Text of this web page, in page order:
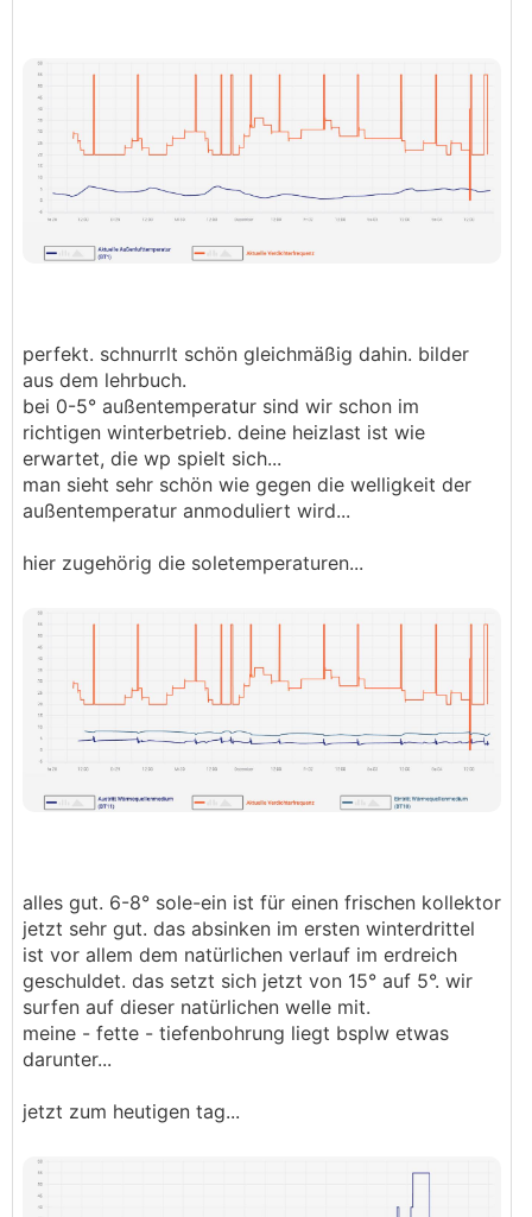
perfekt. schnurrlt schön gleichmäßig dahin. bilder
aus dem lehrbuch.
bei 0-5° außentemperatur sind wir schon im
richtigen winterbetrieb. deine heizlast ist wie
erwartet, die wp spielt sich...
man sieht sehr schön wie gegen die welligkeit der
außentemperatur anmoduliert wird...
hier zugehörig die soletemperaturen...
alles gut. 6-8° sole-ein ist für einen frischen kollektor
jetzt sehr gut. das absinken im ersten winterdrittel
ist vor allem dem natürlichen verlauf im erdreich
geschuldet. das setzt sich jetzt von 15° auf 5°. wir
surfen auf dieser natürlichen welle mit.
meine - fette - tiefenbohrung liegt bsplw etwas
darunter...
jetzt zum heutigen tag...